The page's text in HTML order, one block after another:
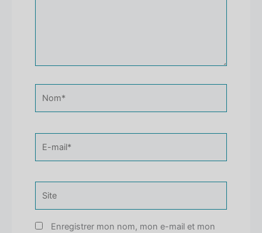
mail*
Enregistrer mon nom, mon e-mail et mon